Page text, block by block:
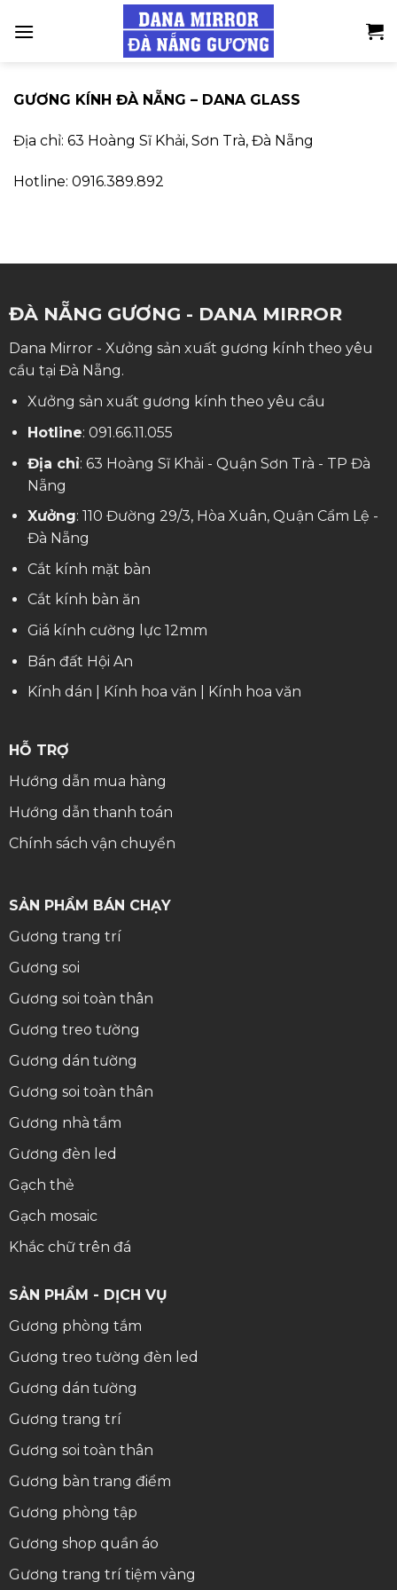
GƯƠNG KÍNH ĐÀ NẴNG – DANA GLASS
Địa chỉ: 63 Hoàng Sĩ Khải, Sơn Trà, Đà Nẵng
Hotline: 0916.389.892
ĐÀ NẴNG GƯƠNG - DANA MIRROR
Dana Mirror - Xưởng sản xuất gương kính theo yêu
cầu tại Đà Nẵng.
Xưởng sản xuất gương kính theo yêu cầu
Hotline: 091.66.11.055
Địa chỉ: 63 Hoàng Sĩ Khải - Quận Sơn Trà - TP Đà
Nẵng
Xưởng: 110 Đường 29/3, Hòa Xuân, Quận Cẩm Lệ -
Đà Nẵng
Cắt kính mặt bàn
Cắt kính bàn ăn
Giá kính cường lực 12mm
Bán đất Hội An
Kính dán
Kính hoa văn Kính hoa văn
HỖ TRỢ
Hướng dẫn mua hàng
Hướng dẫn thanh toán
Chính sách vận chuyển
SẢN PHẨM BÁN CHẠY
Gương trang trí
Gương soi
Gương soi toàn thân
Gương treo tường
Gương dán tường
Gương soi toàn thân
Gương nhà tắm
Gương đèn led
Gạch thẻ
Gạch mosaic
Khắc chữ trên đá
SẢN PHẨM - DỊCH VỤ
Gương phòng tắm
Gương treo tường đèn led
Gương dán tường
Gương trang trí
Gương soi toàn thân
Gương bàn trang điểm
Gương phòng tập
Gương shop quần áo
Gương trang trí tiệm vàng